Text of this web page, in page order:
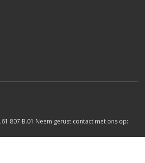
Neem gerust contact met ons op: